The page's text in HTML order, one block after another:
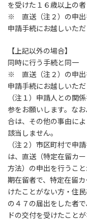
を受けた１６歳以上の者
※ 直送（注２）の申出
申請手続にお越しいただ
【上記以外の場合】
同時に行う手続と同一
※ 直送（注２）の申出
申請手続にお越しいただ
（注１）申請人との関
参をお願いします。な
合は、その他の事由に
該当しません。
（注２）市区町村で申
は、直送（特定在留カ
方法）の申出を行うこ
期在留者で、特定在留
けたことがない方・住
の４７の届出をした者
ドの交付を受けたこと